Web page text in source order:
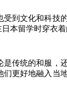
到文化和科技
本留学时穿衣着
传统的和服，
更好地融入当